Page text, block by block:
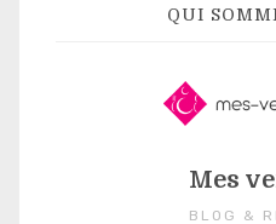
QUI
Mes
BLOG &